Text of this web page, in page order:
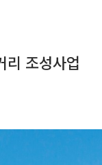
조성사업